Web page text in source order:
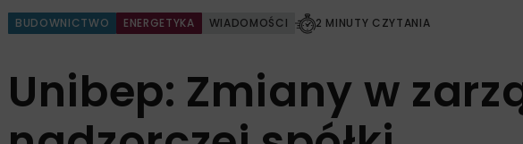
BUDOWNICTWO ENERGETYKA WIADOMOŚCI 2 MINUTY CZYTANIA
Unibep: Zmiany w